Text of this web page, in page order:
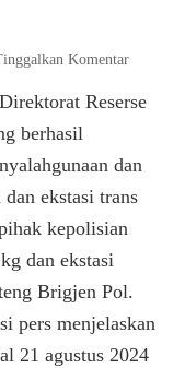
Komentarpada
Jateng
dan
Ekstasi
Reserse
berhasil
dan
ekstasi trans
kepolisian
dan ekstasi
Brigjen Pol.
pers menjelaskan
21 agustus 2024